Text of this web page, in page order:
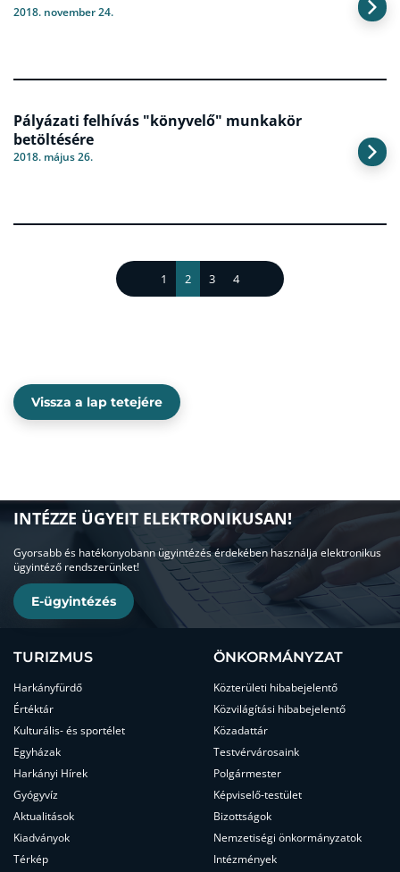
2018. november 24.
Pályázati felhívás "könyvelő" munkakör
betöltésére
2018. május 26.
1 2 3 4
Vissza a lap tetejére
INTÉZZE ÜGYEIT ELEKTRONIKUSAN!
Gyorsabb és hatékonyobann ügyintézés érdekében használja elektronikus
ügyintéző rendszerünket!
E-ügyintézés
TURIZMUS
Harkányfürdő
Értéktár
Kulturális- és sportélet
Egyházak
Harkányi Hírek
Gyógyvíz
Aktualitások
Kiadványok
Térkép
ÖNKORMÁNYZAT
Közterületi hibabejelentő
Közvilágítási hibabejelentő
Közadattár
Testvérvárosaink
Polgármester
Képviselő-testület
Bizottságok
Nemzetiségi önkormányzatok
Intézmények